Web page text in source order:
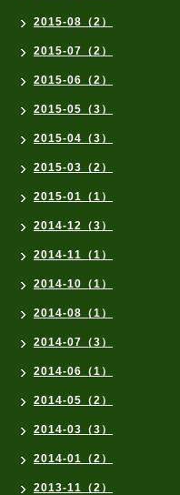
2015-08（2）
2015-07（2）
2015-06（2）
2015-05（3）
2015-04（3）
2015-03（2）
2015-01（1）
2014-12（3）
2014-11（1）
2014-10（1）
2014-08（1）
2014-07（3）
2014-06（1）
2014-05（2）
2014-03（3）
2014-01（2）
2013-11（2）